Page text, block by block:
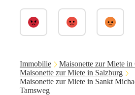
Immobilie
Maisonette zur Miete in
Maisonette zur Miete in Salzburg
Maisonette zur Miete in Sankt
Tamsweg